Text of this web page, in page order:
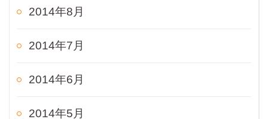
2014年8月
2014年7月
2014年6月
2014年5月